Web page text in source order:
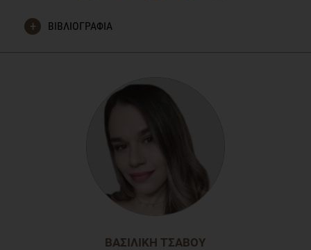
ΒΙΒΛΙΟΓΡΑΦΙΑ
Habisch, H., Madl, T., Pieber, T., Obermayer-Pietsch, B.,
Stadlbauer, V., & Sourij, H. (2023). Efficacy and Safety of
Intermittent Fasting in People With Insulin-Treated Type 2
Diabetes (INTERFAST-2)-A Randomized Controlled
46 (2), 463–468.
https://doi.org/10.2337/dc22-1622
ΒΑΣΙΛΙΚΉ ΤΣΆΒΟΥ